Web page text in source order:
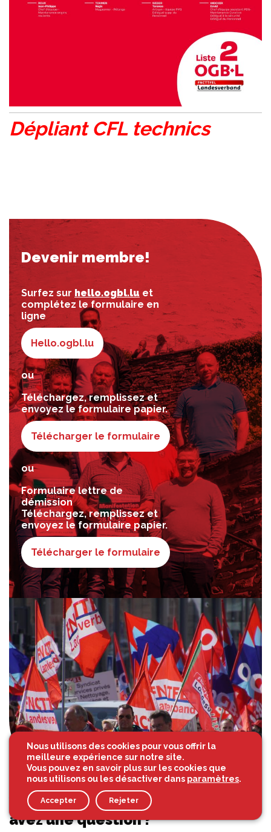
Dépliant CFL technics
Devenir membre!
Surfez sur hello.ogbl.lu et
complétez le formulaire en
ligne
Hello.ogbl.lu
ou
Téléchargez, remplissez et
envoyez le formulaire papier.
Télécharger le formulaire
ou
Formulaire lettre de
démission
Téléchargez, remplissez et
envoyez le formulaire papier.
Télécharger le formulaire
Vous avez besoin d’aide ? Vous
avez une question ?
Nous utilisons des cookies pour vous offrir la
meilleure expérience sur notre site.
Vous pouvez en savoir plus sur les cookies que
nous utilisons ou les désactiver dans paramètres.
Accepter Rejeter